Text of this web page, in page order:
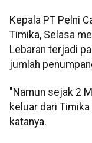
Kepala PT Pelni
Timika, Selasa
Lebaran terjadi
jumlah
"Namun sejak 2
keluar dari
katanya.